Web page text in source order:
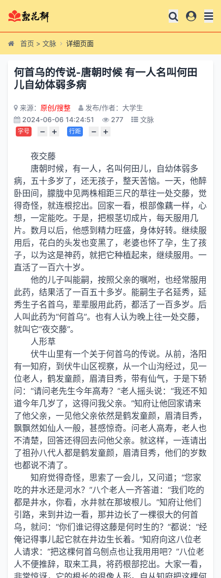
首页 > 文脉 详细页面
何首乌的传说-唐朝时候 有一人名叫何田
儿自幼体弱多病
来源： 原创/搜整
发布/作者：大学生
2024-06-06 14:24:51
277 文脉
字号 − + 行距 − +
夜交藤
唐朝时候，有一人，名叫何田儿，自幼体弱多
病，五十多岁了，还无孩子，整天苦恼。一天，他醉
卧田间，朦胧中见两株相距三尺的草往一处交藤，觉
得奇怪，就连根挖出。回家一看，根部像藕一样，心
想，一定能吃。于是，把根茎切成片，每天服用几
片。数月以后，他感到精力旺盛，身体好转。继续服
用后，花白的头发也变黑了，老婆也怀了孕，生了孩
子，以为这是神药，就把它种植起来，继续服用。一
直活了一百六十岁。
他的儿子叫能嗣，按照父亲的嘱咐，也经常服用
此药，结果活了一百五十多岁。能嗣生子名延秀，延
秀生子名首乌，辈辈服用此药，都活了一百多岁。后
人叫此药为“何首乌”。也有人认为晚上往一处交藤，
就叫它“夜交藤”。
人形草
伏牛山里有一个关于何首乌的传说。从前，洛阳
有一知府，到伏牛山区视察，从一个山沟经过，见一
位老人，鹤发童颜，眉清目秀，带有仙气，于是下轿
问：“请问老先生今年高寿？”老人摇头说：“我还不知
道今年几岁了，这得问我父亲。”知府让他回家请来
了他父亲，一见他父亲依然是鹤发童颜，眉清目秀，
飘飘然如仙人一般，甚感惊奇。问老人高寿，老人也
不清楚，回答还得回去问他父亲。就这样，一连请出
了祖孙八代人都是鹤发童颜，眉清目秀，他们的岁数
也都说不清了。
知府觉得奇怪，思索了一会儿，又问道；“您家
吃的井水还是河水？”八个老人一齐答道：“我们 吃的
都是井水，你看，水井就在那坡根儿。”知府让他们
引路，来到井边一看，那井边长了一棵很大的何首
乌，就问：“你们谁记得这藤是何时生的？”都说：“经
俺记得事儿起它就在井边生长着。”知府向这八位老
人请求：“把这棵何首乌刨点也让我用用吧？”八位老
人不便推辞，取来工具，将药根部挖出。大家一看，